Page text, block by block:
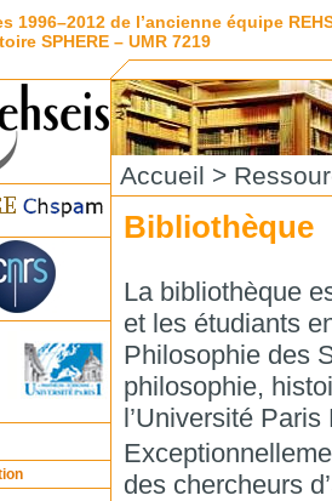
1996–2012 de l’ancienne équipe
SPHERE – UMR 7219
Accueil >
Bibliothèque
La bibliothèque
et les étudiants
Philosophie des
philosophie,
l’Université Paris
des chercheurs